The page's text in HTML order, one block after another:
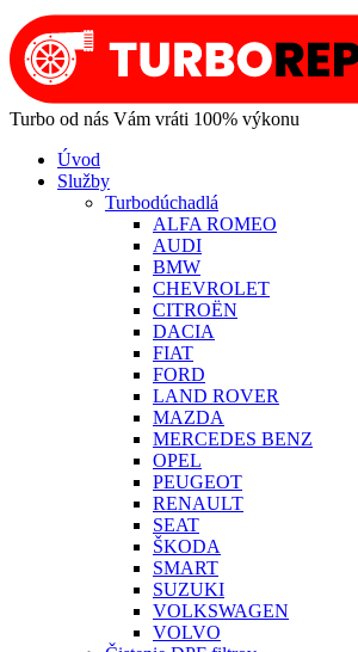
Turbo od nás Vám vráti 100% výkonu
Úvod
Služby
Turbodúchadlá
ALFA ROMEO
AUDI
BMW
CHEVROLET
CITROËN
DACIA
FIAT
FORD
LAND ROVER
MAZDA
MERCEDES BENZ
OPEL
PEUGEOT
RENAULT
SEAT
ŠKODA
SMART
SUZUKI
VOLKSWAGEN
VOLVO